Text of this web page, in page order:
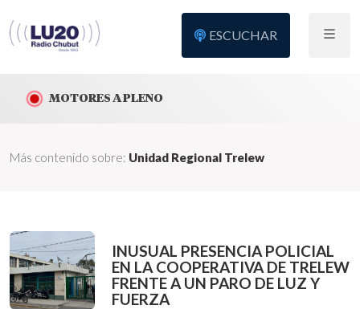
ESCUCHAR
MOTORES A PLENO
Más contenido sobre: Unidad Regional Trelew
INUSUAL PRESENCIA POLICIAL
EN LA COOPERATIVA DE TRELEW
FRENTE A UN PARO DE LUZ Y
FUERZA